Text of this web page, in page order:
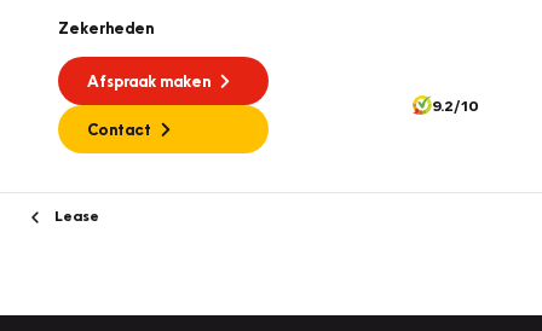
Zekerheden
Afspraak maken
Contact
9.2/10
Lease